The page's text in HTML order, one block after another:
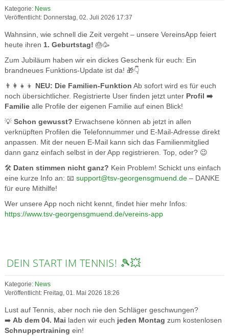
Kategorie: News
Veröffentlicht: Donnerstag, 02. Juli 2026 17:37
Wahnsinn, wie schnell die Zeit vergeht – unsere VereinsApp feiert
heute ihren 1. Geburtstag! 🎂🥳
Zum Jubiläum haben wir ein dickes Geschenk für euch: Ein
brandneues Funktions-Update ist da! 🎁👇
👨‍👩‍👧‍👦 NEU: Die Familien-Funktion Ab sofort wird es für euch
noch übersichtlicher. Registrierte User finden jetzt unter Profil ➡️
Familiealle Profile der eigenen Familie auf einen Blick!
💡 Schon gewusst? Erwachsene können ab jetzt in allen
verknüpften Profilen die Telefonnummer und E-Mail-Adresse direkt
anpassen. Mit der neuen E-Mail kann sich das Familienmitglied
dann ganz einfach selbst in der App registrieren. Top, oder? 😉
🛠️ Daten stimmen nicht ganz? Kein Problem! Schickt uns einfach
eine kurze Info an: 📧 support@tsv-georgensgmuend.de– DANKE
für eure Mithilfe!
Wer unsere App noch nicht kennt, findet hier mehr Infos:
https://www.tsv-georgensgmuend.de/vereins-app
DEIN START IM TENNIS! 🎾💥
Kategorie: News
Veröffentlicht: Freitag, 01. Mai 2026 18:26
Lust auf Tennis, aber noch nie den Schläger geschwungen?
➡️ Ab dem 04. Mai laden wir euch jeden Montag zum kostenlosen
Schnuppertraining ein!